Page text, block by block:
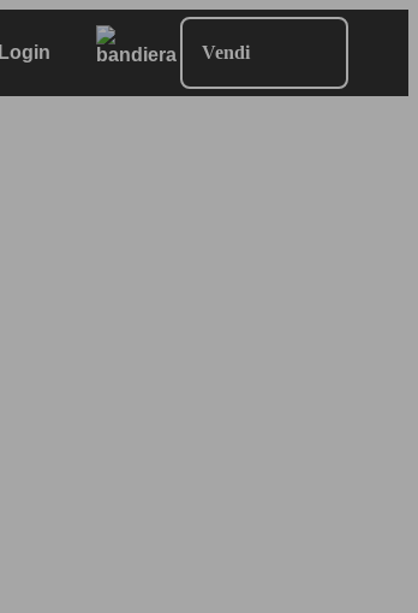
Login Vendi